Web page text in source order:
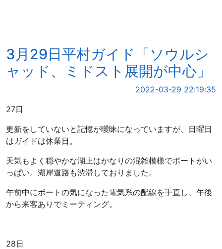
3月29日平村ガイド「ソウルシ
ャッド、ミドスト展開が中心」
2022-03-29 22:19:35
27日
更新をしていないと記憶が曖昧になっていますが、日曜日
はガイドは休業日。
天気もよく穏やかな湖上はかなりの混雑模様でボートがい
っぱい。湖岸道路も渋滞しておりました。
午前中にボートの気になった電気系の配線を手直し、午後
から来客ありでミーティング。
28日